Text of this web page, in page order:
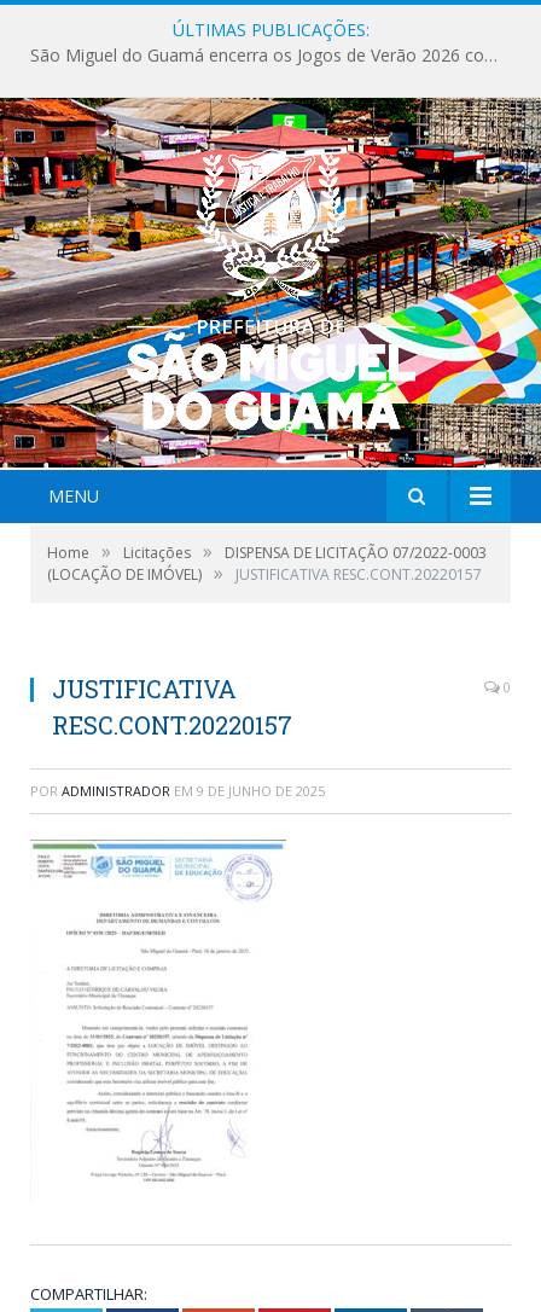
ÚLTIMAS PUBLICAÇÕES:
São Miguel do Guamá encerra os Jogos de Verão 2026 com sucesso de público e competições.
MENU
Home » Licitações »
DISPENSA DE LICITAÇÃO 07/2022-0003
(LOCAÇÃO DE IMÓVEL) » JUSTIFICATIVA RESC.CONT.20220157
JUSTIFICATIVA
RESC.CONT.20220157
0
POR ADMINISTRADOR EM 9 DE JUNHO DE 2025
COMPARTILHAR: